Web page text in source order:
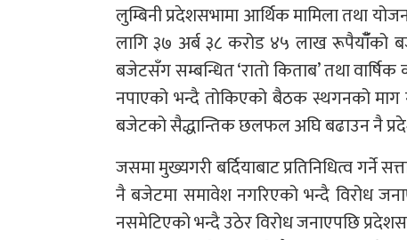
लुम्बिनी प्रदेशसभामा आर्थिक मामिला तथा
लागि ३७ अर्ब ३८ करोड ४५ लाख रूपैयाँँको
बजेटसँग सम्बन्धित ‘रातो किताब’ तथा
नपाएको भन्दै तोकिएको बैठक स्थगनको
बजेटको सैद्धान्तिक छलफल अघि बढाउन नै
जसमा मुख्यगरी बर्दियाबाट प्रतिनिधित्व गर्ने
नै बजेटमा समावेश नगरिएको भन्दै विरोध
नसमेटिएको भन्दै उठेर विरोध जनाएपछि